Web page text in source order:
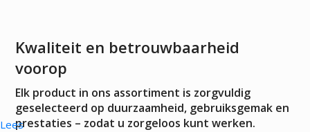
Kwaliteit en betrouwbaarheid
voorop
Elk product in ons assortiment is zorgvuldig
geselecteerd op duurzaamheid, gebruiksgemak en
prestaties – zodat u zorgeloos kunt werken.
Lees